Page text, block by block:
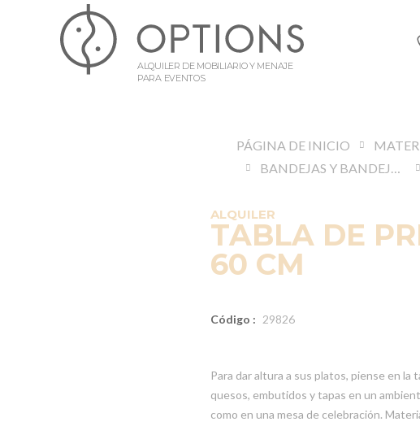
ALQUILER DE MOBILIARIO Y MENAJE
PARA EVENTOS
PÁGINA DE INICIO
BANDEJAS Y BANDEJAS DE PLATA
ALQUILER
TABLA DE
60 CM
Código : 29826
Para dar altura a sus platos, piense en
quesos, embutidos y tapas en un
como en una mesa de celebración.